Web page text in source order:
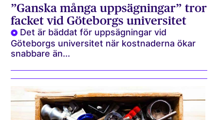
”Ganska många uppsägningar” tror
facket vid Göteborgs universitet
Det är bäddat för uppsägningar vid
Göteborgs universitet när kostnaderna ökar
snabbare än...